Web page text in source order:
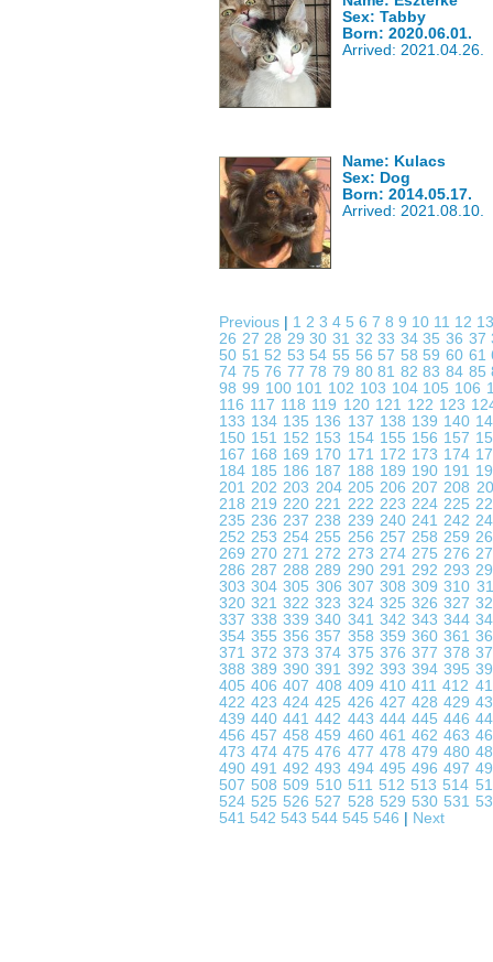
Sex: Tabby
Born: 2020.06.01.
Arrived: 2021.04.26.
Name: Kulacs
Sex: Dog
Born: 2014.05.17.
Arrived: 2021.08.10.
Previous 1 2 3 4 5 6 7 8 9 10 11 12
26 2728 293031 3233 343536 37
50 51 52 53 54 55 56 57 58 5960 61
74 7576 777879 8081 828384 85
98 99 100 101 102 103 104 105 106
116 117 118 119 120 121 122 123
133 134 135 136 137 138 139 140
150 151 152 153 154 155 156 157
167 168 169 170 171 172 173 174
184 185 186 187 188 189 190 191
201202203 204 205 206207208
218219220221 222 223 224 225
235236237238 239 240 241 242
252253254255 256 257 258 259
269270271272 273 274 275 276
286287288289 290 291 292 293
303304305 306 307 308309310
320321322323 324 325 326 327
337338339340 341 342 343 344
354355356357 358 359 360 361
371372373374 375 376 377 378
388389390391 392 393 394 395
405406407 408 409 410411412
422423424425 426 427 428 429
439440441442 443 444 445 446
456457458459 460 461 462 463
473474475476 477 478 479 480
490491492493 494 495 496 497
507 508 509 510 511 512 513 514
524 525 526 527 528 529 530 531
541 542 543 544 545 546 Next